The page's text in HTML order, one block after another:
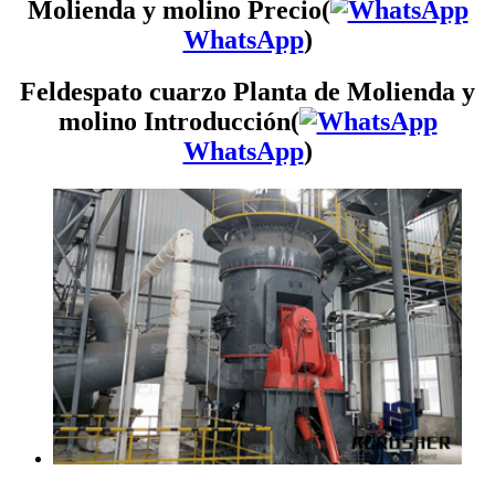
Molienda y molino Precio(
WhatsApp)
Feldespato cuarzo Planta de Molienda y
molino Introducción(
WhatsApp)